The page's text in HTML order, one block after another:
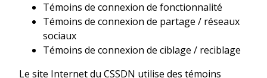
Témoins de connexion de fonctionnalité
Témoins de connexion de partage / réseaux
sociaux
Témoins de connexion de ciblage / reciblage
Le site Internet du CSSDN utilise des témoins